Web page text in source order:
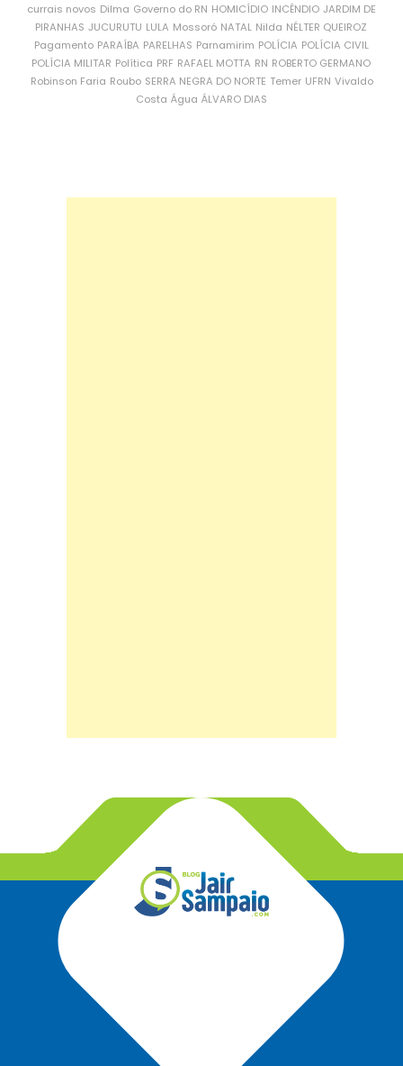
currais novos Dilma Governo do RN HOMICÍDIO INCÊNDIO JARDIM DE
PIRANHAS JUCURUTU LULA Mossoró NATAL Nilda NÉLTER QUEIROZ
Pagamento PARAÍBA PARELHAS Parnamirim POLÍCIA POLÍCIA CIVIL
POLÍCIA MILITAR Política PRF RAFAEL MOTTA RN ROBERTO GERMANO
Robinson Faria Roubo SERRA NEGRA DO NORTE Temer UFRN Vivaldo
Costa Água ÁLVARO DIAS